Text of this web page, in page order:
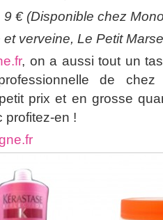
€ (Disponible chez
verveine, Le Petit
, on a aussi tout un
de
prix et en grosse
profitez-en !